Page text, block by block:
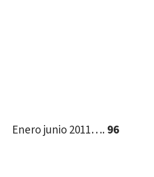
Enero junio 2011….96